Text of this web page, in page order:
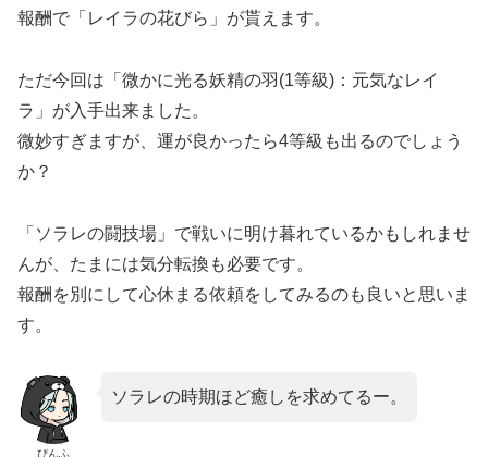
報酬で「レイラの花びら」が貰えます。
ただ今回は「微かに光る妖精の羽(1等級)：元気なレイ
ラ」が入手出来ました。
微妙すぎますが、運が良かったら4等級も出るのでしょう
か？
「ソラレの闘技場」で戦いに明け暮れているかもしれませ
んが、たまには気分転換も必要です。
報酬を別にして心休まる依頼をしてみるのも良いと思いま
す。
ぴんふ
ソラレの時期ほど癒しを求めてるー。